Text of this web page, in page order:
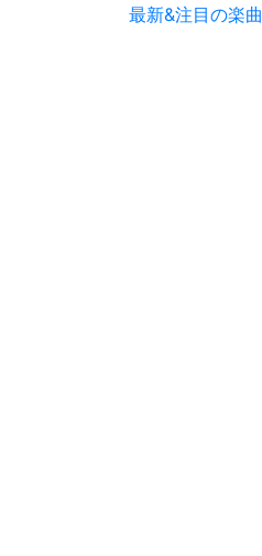
最新&注目の楽曲